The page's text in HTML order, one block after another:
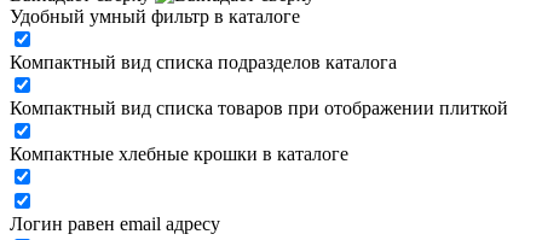
Удобный умный фильтр в каталоге
Компактный вид списка подразделов каталога
Компактный вид списка товаров при отображении плиткой
Компактные хлебные крошки в каталоге
Логин равен email адресу